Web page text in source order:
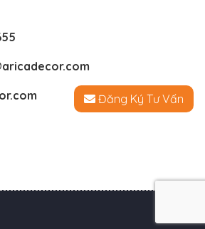
Đăng Ký Tư Vấn